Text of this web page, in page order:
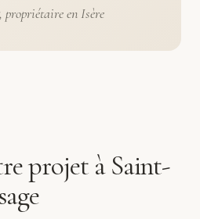
, propriétaire en Isère
projet à Saint-